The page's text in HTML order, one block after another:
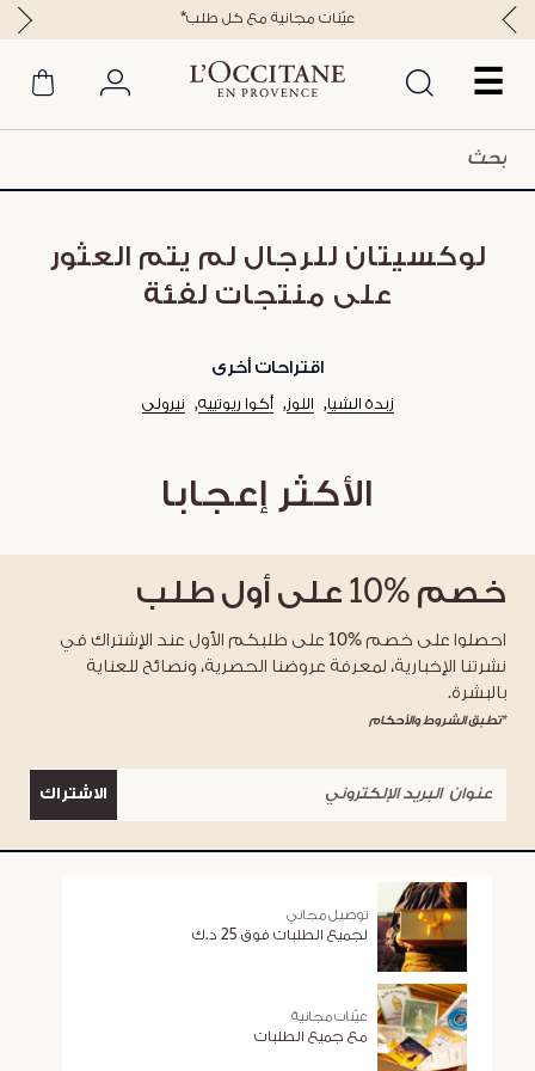
☰
*عيّنات مجانية مع كل طلب
لوكسيتان للرجال لم يتم العثور
على منتجات لفئة
اقتراحات أخرى
زبدة الشيا اللوز أكوا ريوتييه نيرولي
الأكثر إعجابا
خصم %10 على أول طلب
احصلوا على خصم %10 على طلبكم الأول عند الإشتراك في
نشرتنا الإخبارية، لمعرفة عروضنا الحصرية، ونصائح للعناية
بالبشرة.
*تطبق الشروط والأحكام
الاشتراك
توصيل مجاني
لجميع الطلبات فوق 25 د.ك
عيّنات مجانية
مع جميع الطلبات